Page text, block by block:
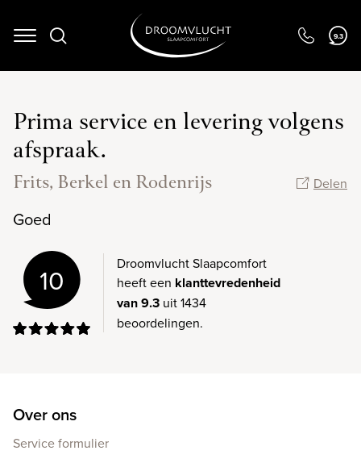
Navigation 9.3
Prima service en levering volgens
afspraak.
Frits, Berkel en Rodenrijs Delen
Goed
10
Droomvlucht Slaapcomfort
heeft een klanttevredenheid
van 9.3 uit 1434
beoordelingen.
Over ons
Service formulier